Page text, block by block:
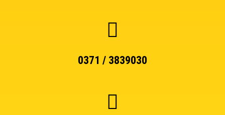
0371 / 3839030